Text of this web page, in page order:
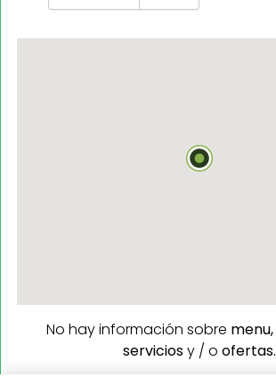
No hay información sobre menu,
serviciosy / o ofertas.